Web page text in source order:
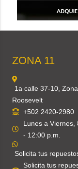
ZONA 11
1a calle 37-10,
Roosevelt
+502 2420-2980
Lunes a Viernes,
- 12:00 p.m.
Solicita tus
Solicita tus